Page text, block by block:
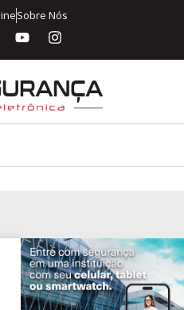
Sobre Nós